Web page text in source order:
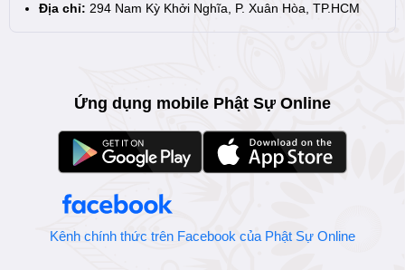
Địa chỉ: 294 Nam Kỳ Khởi Nghĩa, P. Xuân Hòa, TP.HCM
Ứng dụng mobile Phật Sự Online
Kênh chính thức trên Facebook của Phật Sự Online